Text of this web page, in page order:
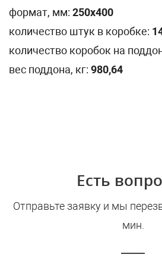
формат, мм: 250х400
количество штук в коробке:
количество коробок на
вес поддона, кг: 980,64
Есть
Отправьте заявку и мы
мин.